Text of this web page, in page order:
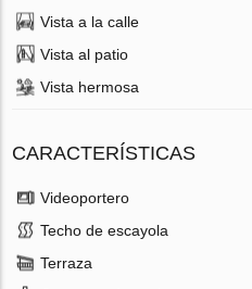
Vista a la calle
Vista al patio
Vista hermosa
CARACTERÍSTICAS
Videoportero
Techo de escayola
Terraza